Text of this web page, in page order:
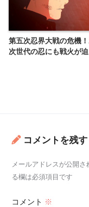
第五次忍界大戦の危機
次世代の忍にも戦火が
コメントを残す
メールアドレスが公開さ
る欄は必須項目です
コメント ※